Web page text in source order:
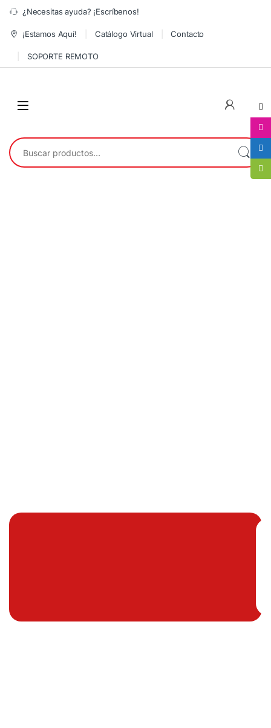
¿Necesitas ayuda? ¡Escríbenos!
¡Estamos Aquí! Catálogo Virtual Contacto
SOPORTE REMOTO